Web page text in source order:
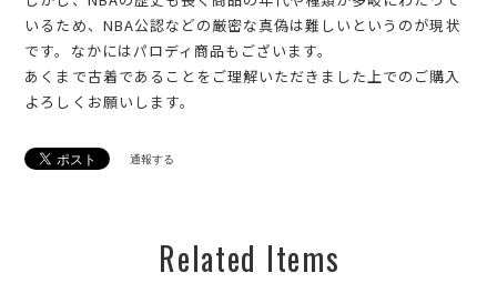
いるため、NBA公認などの厳密な真偽は難しいというのが現状
です。なかにはパロディ商品もございます。
あくまで古着であることをご理解いただきました上でのご購入
よろしくお願いします。
通報する
Related Items